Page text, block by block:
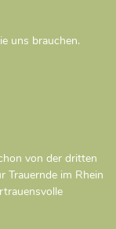
uns brauchen.
von der dritten
im Rhein